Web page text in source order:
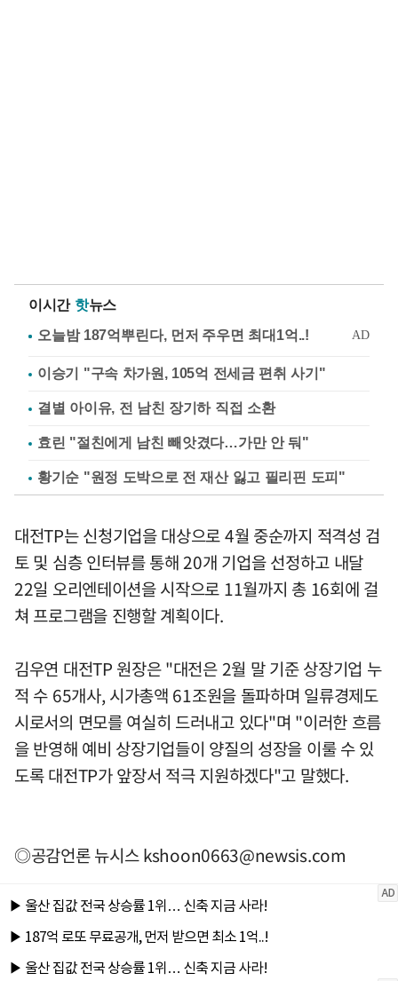
이시간 핫뉴스
이승기 "구속 차가원, 105억 전세금 편취 사기"
결별 아이유, 전 남친 장기하 직접 소환
효린 "절친에게 남친 빼앗겼다…가만 안 둬"
황기순 "원정 도박으로 전 재산 잃고 필리핀 도피"
대전TP는 신청기업을 대상으로 4월 중순까지 적격성 검
토 및 심층 인터뷰를 통해 20개 기업을 선정하고 내달
22일 오리엔테이션을 시작으로 11월까지 총 16회에 걸
쳐 프로그램을 진행할 계획이다.
김우연 대전TP 원장은 "대전은 2월 말 기준 상장기업 누
적 수 65개사, 시가총액 61조원을 돌파하며 일류경제도
시로서의 면모를 여실히 드러내고 있다"며 "이러한 흐름
을 반영해 예비 상장기업들이 양질의 성장을 이룰 수 있
도록 대전TP가 앞장서 적극 지원하겠다"고 말했다.
◎공감언론 뉴시스kshoon0663@newsis.com